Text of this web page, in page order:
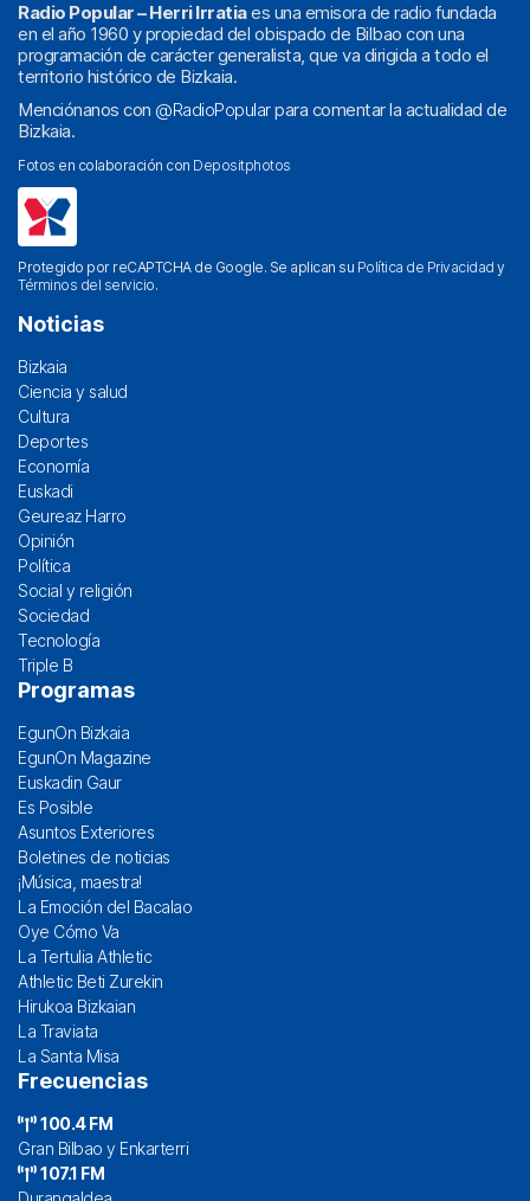
Radio Popular – Herri Irratiaes una emisora de radio fundada
en el año 1960 y propiedad del obispado de Bilbao con una
programación de carácter generalista, que va dirigida a todo el
territorio histórico de Bizkaia.
Menciónanos con @RadioPopularpara comentar la actualidad de
Bizkaia.
Fotos en colaboración con Depositphotos
Protegido por reCAPTCHA de Google. Se aplican su Política de Privacidad y
Términos del servicio.
Noticias
Bizkaia
Ciencia y salud
Cultura
Deportes
Economía
Euskadi
Geureaz Harro
Opinión
Política
Social y religión
Sociedad
Tecnología
Triple B
Programas
EgunOn Bizkaia
EgunOn Magazine
Euskadin Gaur
Es Posible
Asuntos Exteriores
Boletines de noticias
¡Música, maestra!
La Emoción del Bacalao
Oye Cómo Va
La Tertulia Athletic
Athletic Beti Zurekin
Hirukoa Bizkaian
La Traviata
La Santa Misa
Frecuencias
100.4 FM
Gran Bilbao y Enkarterri
107.1 FM